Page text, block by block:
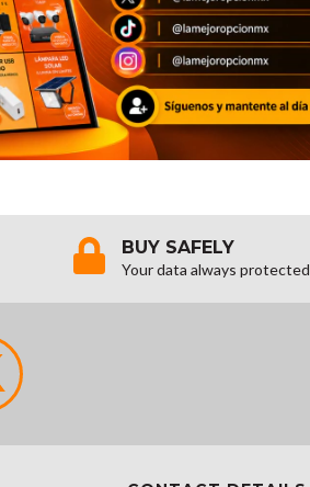
BUY SAFELY
Your data always protected